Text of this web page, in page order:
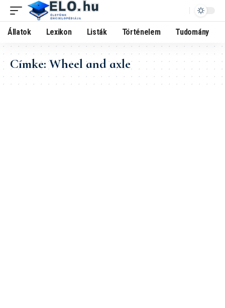
Állatok Lexikon Listák Történelem Tudomány
Címke:Wheel and axle